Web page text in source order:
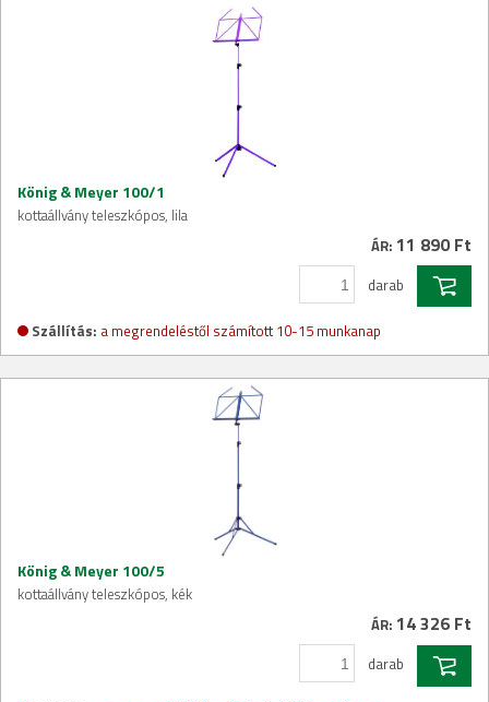
König & Meyer 100/1
kottaállvány teleszkópos, lila
ÁR: 11 890 Ft
darab
Szállítás: a megrendeléstől számított 10-15 munkanap
König & Meyer 100/5
kottaállvány teleszkópos, kék
ÁR: 14 326 Ft
darab